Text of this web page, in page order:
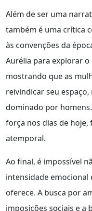
Além de ser uma
também é uma crítica
às convenções da
Aurélia para explorar
mostrando que as
reivindicar seu
dominado por
força nos dias de
atemporal.
Ao final, é impossível
intensidade emocional
oferece. A busca por
imposições sociais e a